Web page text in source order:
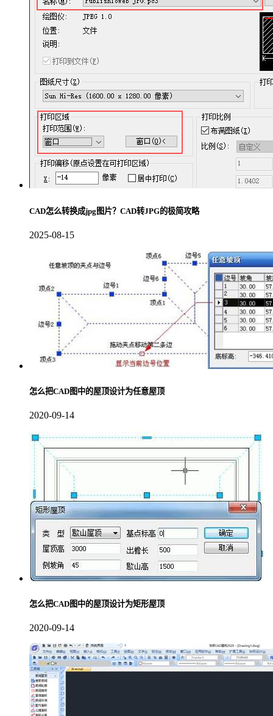
CAD怎么转换成jpg图片？CAD转JPG的极简攻略
2025-08-15
怎么把CAD图中的屋顶设计为任意屋顶
2020-09-14
怎么把CAD图中的屋顶设计为矩形屋顶
2020-09-14